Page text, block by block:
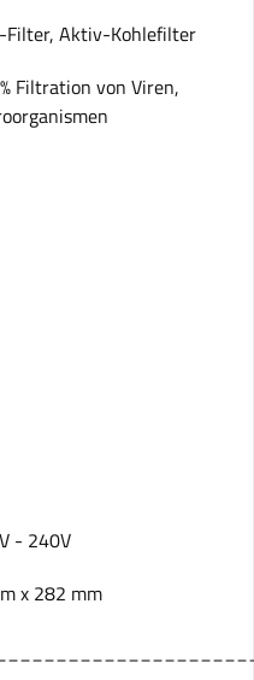
Filter, Aktiv-Kohlefilter
Filtration von Viren,
- 240V
x 282 mm